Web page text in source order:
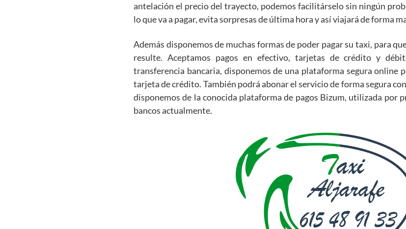
antelación el precio del trayecto, podemos facilitárselo sin ningún
lo que va a pagar, evita sorpresas de última hora y así viajará de forma
Además disponemos de muchas formas de poder pagar su taxi, para
resulte. Aceptamos pagos en efectivo, tarjetas de crédito y
transferencia bancaria, disponemos de una plataforma segura online
tarjeta de crédito. También podrá abonar el servicio de forma segura
disponemos de la conocida plataforma de pagos Bizum, utilizada por
bancos actualmente.